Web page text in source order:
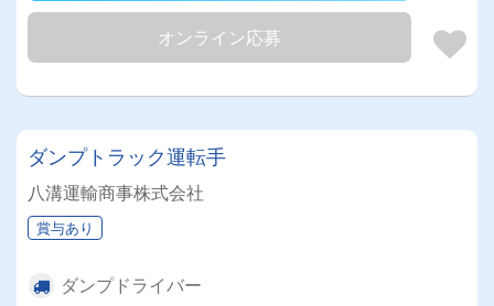
オンライン応募
ダンプトラック運転手
八溝運輸商事株式会社
賞与あり
ダンプドライバー